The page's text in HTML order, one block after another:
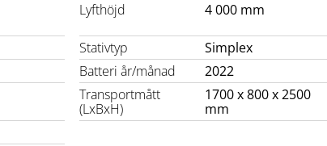
Lyfthöjd 4 000 mm
Stativtyp
Simplex
Batteri år/månad
2022
Transportmått
(LxBxH)
1700 x 800 x 2500
mm